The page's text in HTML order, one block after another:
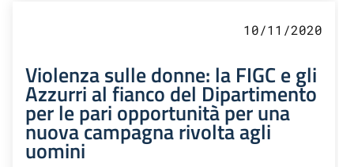
10/11/2020
Violenza sulle donne: la FIGC e gli
Azzurri al fianco del Dipartimento
per le pari opportunità per una
nuova campagna rivolta agli
uomini